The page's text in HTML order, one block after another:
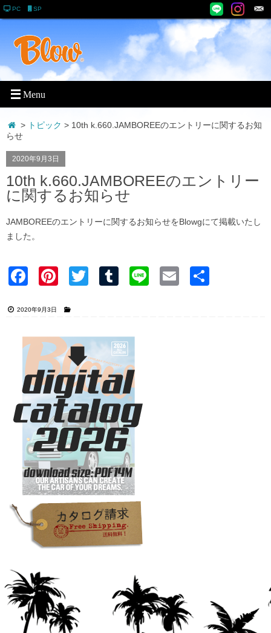
PC SP
> トピック > 10th k.660.JAMBOREEのエントリーに関するお知
らせ
2020年9月3日
10th k.660.JAMBOREEのエントリー
に関するお知らせ
JAMBOREEのエントリーに関するお知らせをBlowgにて掲載いたし
ました。
Faceb Pinter Twitter Tumblr Line Email
2020年9月3日